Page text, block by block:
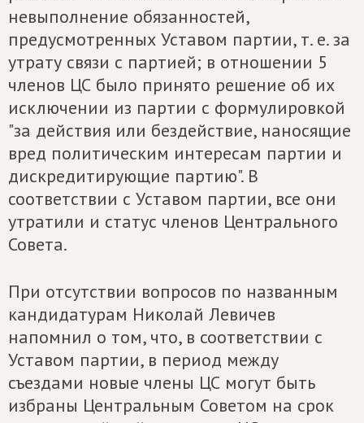
невыполнение обязанностей,
предусмотренных Уставом партии, т. е. за
утрату связи с партией; в отношении 5
членов ЦС было принято решение об их
исключении из партии с формулировкой
"за действия или бездействие, наносящие
вред политическим интересам партии и
дискредитирующие партию". В
соответствии с Уставом партии, все они
утратили и статус членов Центрального
Совета.
При отсутствии вопросов по названным
кандидатурам Николай Левичев
напомнил о том, что, в соответствии с
Уставом партии, в период между
съездами новые члены ЦС могут быть
избраны Центральным Советом на срок